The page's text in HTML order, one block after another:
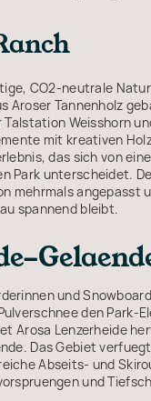
CO2-neutrale
Aroser Tannenholz
Weisshorn
mit kreativen
das sich von
Park unterscheidet.
mehrmals angepasst
spannend bleibt.
und
den Park-
Arosa Lenzerheide
Das Gebiet
Abseits- und
und